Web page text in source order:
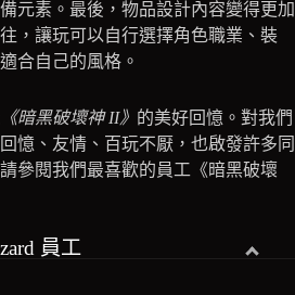
元素。最後，物品設計內容變得更加
，讓玩可以自行選擇角色職業、裝
合自己的風格。
《暗黑破壞神 II》 的美好回憶。對我們
憶、友情、百玩不厭，也啟發許多同
參閱我們最喜歡的員工《暗黑破壞
員工